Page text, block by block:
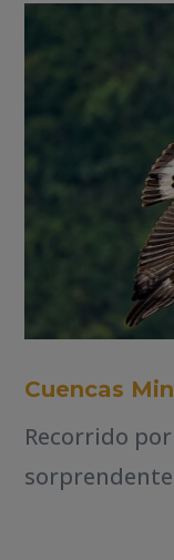
Cuencas
Recorrido